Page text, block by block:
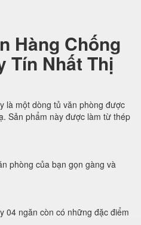
Hàng Chống
Tín Nhất Thị
là một dòng tủ văn phòng được
Sản phẩm này được làm từ thép
phòng của bạn gọn gàng và
04 ngăn còn có những đặc điểm